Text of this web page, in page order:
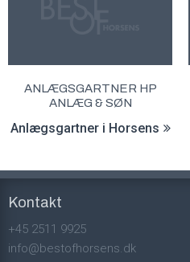
ANLÆGSGARTNER HP
ANLÆG & SØN
Anlægsgartner i Horsens
Kontakt
+45 2511 9925
info@bestofhorsens.dk